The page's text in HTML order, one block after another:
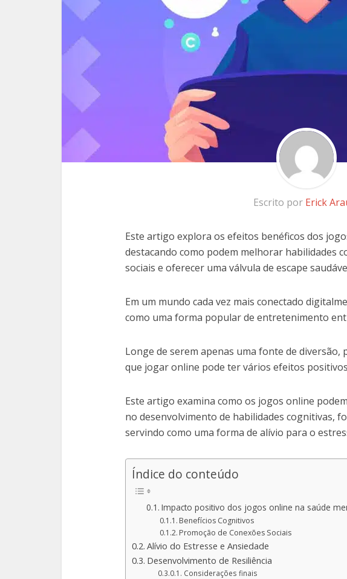
Escrito por Erick
Este artigo explora os efeitos benéficos dos
destacando como podem melhorar habilidades
sociais e oferecer uma válvula de escape
Em um mundo cada vez mais conectado
como uma forma popular de entretenimento
Longe de serem apenas uma fonte de diversão,
que jogar online pode ter vários efeitos
Este artigo examina como os jogos online
no desenvolvimento de habilidades cognitivas,
servindo como uma forma de alívio para o
Índice do conteúdo
Impacto positivo dos jogos online na saúde
Benefícios Cognitivos
Promoção de Conexões Sociais
Alívio do Estresse e Ansiedade
Desenvolvimento de Resiliência
Considerações finais